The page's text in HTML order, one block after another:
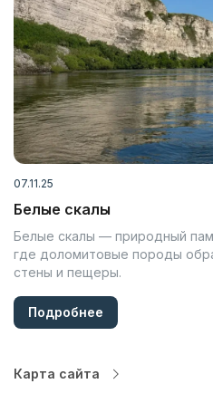
07.11.25
Белые скалы
Белые скалы — природный
где доломитовые породы
стены и пещеры.
Подробнее
Карта сайта